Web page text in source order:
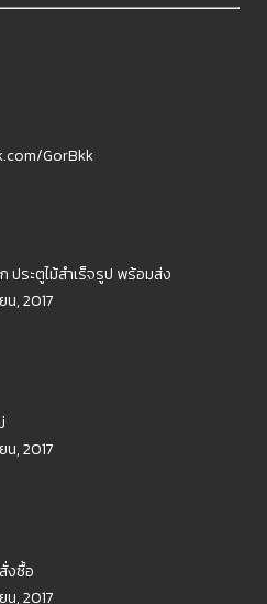
GorBkk
ประตูไม้สำเร็จรูป พร้อมส่ง
น, 2017
น, 2017
งซื้อ
น, 2017